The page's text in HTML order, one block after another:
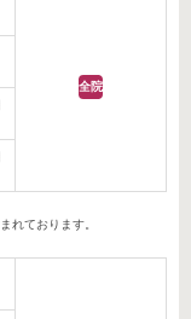
全院
れております。